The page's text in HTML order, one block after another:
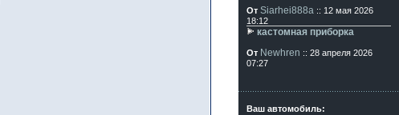
От Siarhei888a :: 12 мая 2026
18:12
кастомная приборка
От Newhren :: 28 апреля 2026
07:27
Ваш автомобиль: